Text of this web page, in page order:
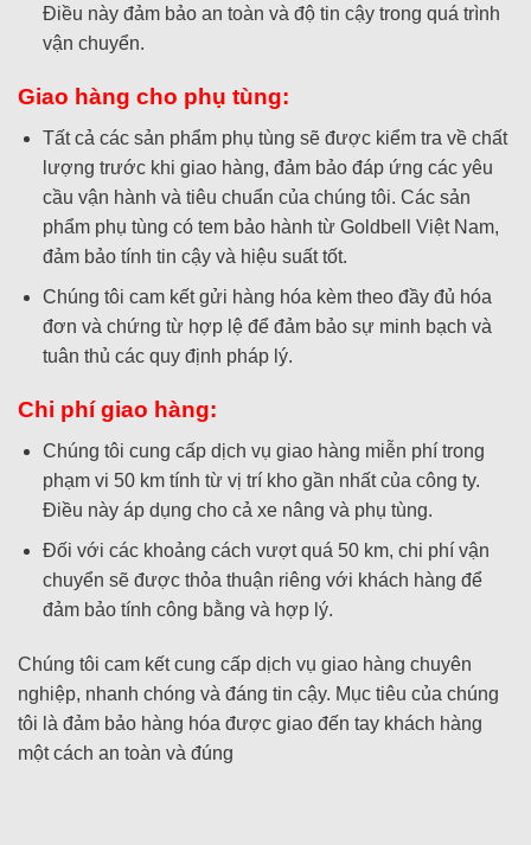
Điều này đảm bảo an toàn và độ tin cậy trong quá trình
vận chuyển.
Giao hàng cho phụ tùng:
Tất cả các sản phẩm phụ tùng sẽ được kiểm tra về chất
lượng trước khi giao hàng, đảm bảo đáp ứng các yêu
cầu vận hành và tiêu chuẩn của chúng tôi. Các sản
phẩm phụ tùng có tem bảo hành từ Goldbell Việt Nam,
đảm bảo tính tin cậy và hiệu suất tốt.
Chúng tôi cam kết gửi hàng hóa kèm theo đầy đủ hóa
đơn và chứng từ hợp lệ để đảm bảo sự minh bạch và
tuân thủ các quy định pháp lý.
Chi phí giao hàng:
Chúng tôi cung cấp dịch vụ giao hàng miễn phí trong
phạm vi 50 km tính từ vị trí kho gần nhất của công ty.
Điều này áp dụng cho cả xe nâng và phụ tùng.
Đối với các khoảng cách vượt quá 50 km, chi phí vận
chuyển sẽ được thỏa thuận riêng với khách hàng để
đảm bảo tính công bằng và hợp lý.
Chúng tôi cam kết cung cấp dịch vụ giao hàng chuyên
nghiệp, nhanh chóng và đáng tin cậy. Mục tiêu của chúng
tôi là đảm bảo hàng hóa được giao đến tay khách hàng
một cách an toàn và đúng